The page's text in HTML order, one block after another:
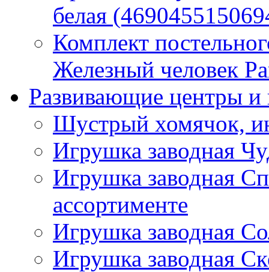
белая
Комплект
Железный человек
Развивающие центры и
Шустрый хомячок,
Игрушка заводная
Игрушка заводная
ассортименте
Игрушка заводная
Игрушка заводная